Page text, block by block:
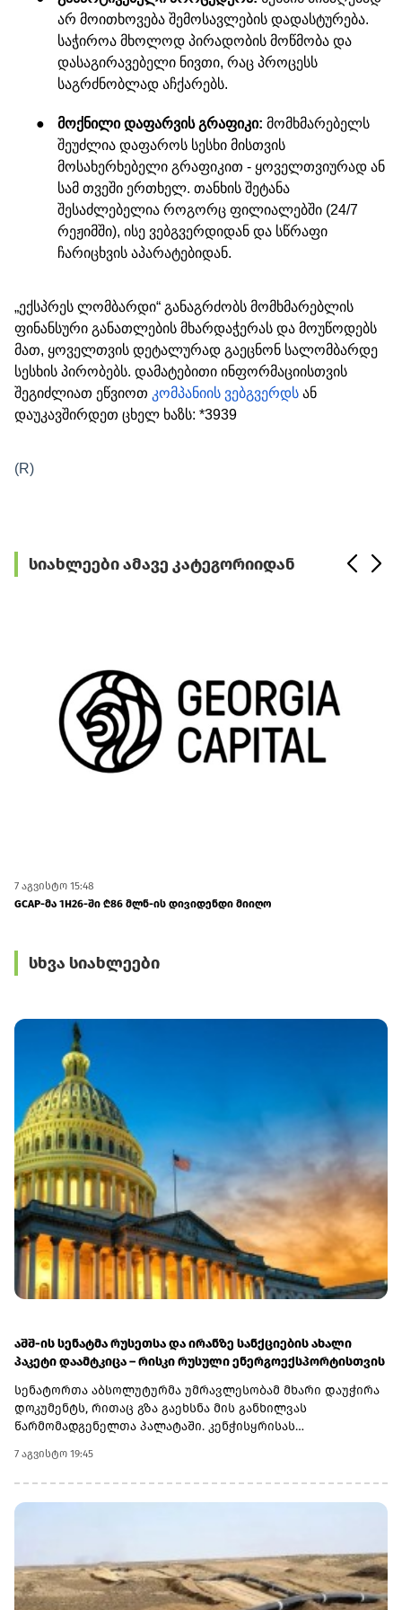
არ მოითხოვება შემოსავლების დადასტურება.
საჭიროა მხოლოდ პირადობის მოწმობა და
დასაგირავებელი ნივთი, რაც პროცესს
საგრძნობლად აჩქარებს.
● მოქნილი დაფარვის გრაფიკი: მომხმარებელს
შეუძლია დაფაროს სესხი მისთვის
მოსახერხებელი გრაფიკით - ყოველთვიურად ან
სამ თვეში ერთხელ. თანხის შეტანა
შესაძლებელია როგორც ფილიალებში (24/7
რეჟიმში), ისე ვებგვერდიდან და სწრაფი
ჩარიცხვის აპარატებიდან.
„ექსპრეს ლომბარდი“ განაგრძობს მომხმარებლის
ფინანსური განათლების მხარდაჭერას და მოუწოდებს
მათ, ყოველთვის დეტალურად გაეცნონ სალომბარდე
სესხის პირობებს. დამატებითი ინფორმაციისთვის
შეგიძლიათ ეწვიოთ კომპანიის ვებგვერდს ან
დაუკავშირდეთ ცხელ ხაზს: *3939
(R)
სიახლეები ამავე კატეგორიიდან
7 აგვისტო 15:48
GCAP-მა 1H26-ში ₾86 მლნ-ის დივიდენდი მიიღო
სხვა სიახლეები
აშშ-ის სენატმა რუსეთსა და ირანზე სანქციების ახალი
პაკეტი დაამტკიცა – რისკი რუსული ენერგოექსპორტისთვის
სენატორთა აბსოლუტურმა უმრავლესობამ მხარი დაუჭირა
დოკუმენტს, რითაც გზა გაეხსნა მის განხილვას
წარმომადგენელთა პალატაში. კენჭისყრისას
წინააღმდეგ კანონპროექტზე, სახელწოდებით „ლინდსი ო.
გრემის 2026 წლის სანქციების აქტი რუსეთისა და ირანის
წინააღმდეგ“. საბოლოო დათვლით შედეგი 86 ხმა 11-ის
აშშ-ის პრეზიდენტმა დონალდ ტრამპმა უნდა მოაწეროს
ხელი. უცნობია, როდის განიხილავს კანონპროექტს
პალატა.კანონპროექტის ინიციატორად დასახელებულია
სენატორი ლინდსი გრემი, რომელიც 2026 წლის 11 ივლისს
7 აგვისტო 19:45